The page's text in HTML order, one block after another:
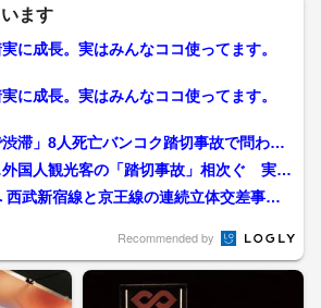
ます
に成長。実はみんなココ使ってます。
に成長。実はみんなココ使ってます。
渋滞」8人死亡バンコク踏切事故で問われ
車運...
国人観光客の「踏切事故」相次ぐ 実は
い 専...
西武新宿線と京王線の連続立体交差事業
Recommended by